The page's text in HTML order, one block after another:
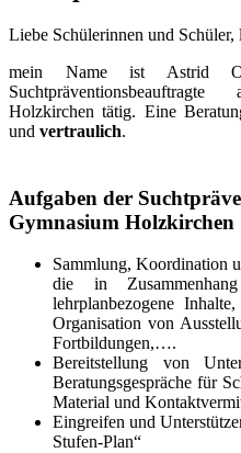
Liebe Schülerinnen und Schüler,
mein Name ist Astrid
Holzkirchen tätig. Eine
und vertraulich.
Aufgaben der
Gymnasium Holzkirchen
Sammlung, Koordination
die in
lehrplanbezogene
Organisation von
Fortbildungen,….
Bereitstellung von
Beratungsgespräche für
Material und
Eingreifen und
Stufen-Plan“